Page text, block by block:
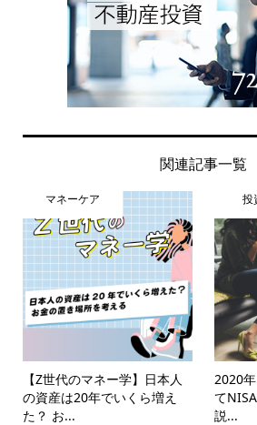
関連記事一覧
マネーケア
【Z世代のマネー学】日本人
の資産は20年でいくら増え
た？ お...
投
2020
て
説...